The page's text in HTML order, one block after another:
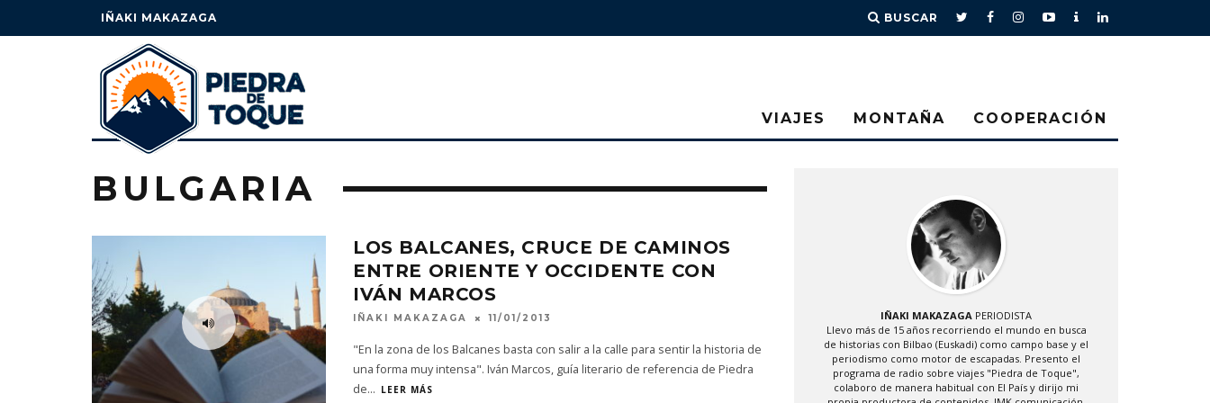
IÑAKI MAKAZAGA BUSCAR
VIAJES MONTAÑA COOPERACIÓN
BULGARIA
LOS BALCANES, CRUCE DE CAMINOS
ENTRE ORIENTE Y OCCIDENTE CON
IVÁN MARCOS
IÑAKI MAKAZAGA 11/01/2013
"En la zona de los Balcanes basta con salir a la calle para sentir la historia de
una forma muy intensa". Iván Marcos, guía literario de referencia de Piedra
de... LEER MÁS
IÑAKI MAKAZAGA PERIODISTA
Llevo más de 15 años recorriendo el mundo en busca
de historias con Bilbao (Euskadi) como campo base y el
periodismo como motor de escapadas. Presento el
programa de radio sobre viajes "Piedra de Toque",
colaboro de manera habitual con El País y dirijo mi